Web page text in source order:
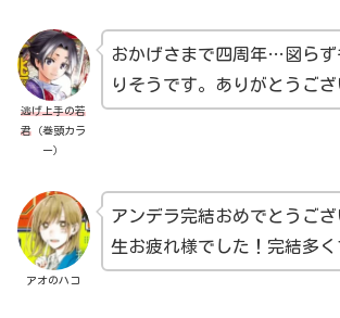
逃げ上手の若
君 （巻頭カラ
ー）
おかげさまで四周年…図らず
りそうです。ありがとうござ
アオのハコ
アンデラ完結おめでとうご
生お疲れ様でした！完結多